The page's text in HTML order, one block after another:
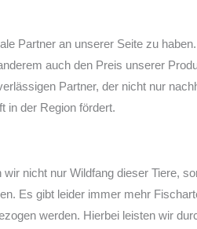
Partner an unserer Seite zu
auch den Preis unserer
Partner, der nicht nur
in der Region fördert.
nicht nur Wildfang dieser Tiere,
Es gibt leider immer mehr
werden. Hierbei leisten wir